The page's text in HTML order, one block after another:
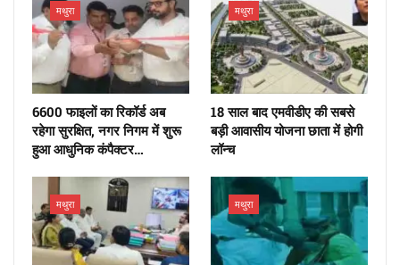
मथुरा
6600 फाइलों का रिकॉर्ड अब
रहेगा सुरक्षित, नगर निगम में शुरू
हुआ आधुनिक कंपैक्टर…
मथुरा
18 साल बाद एमवीडीए की सबसे
बड़ी आवासीय योजना छाता में होगी
लॉन्च
मथुरा मथुरा